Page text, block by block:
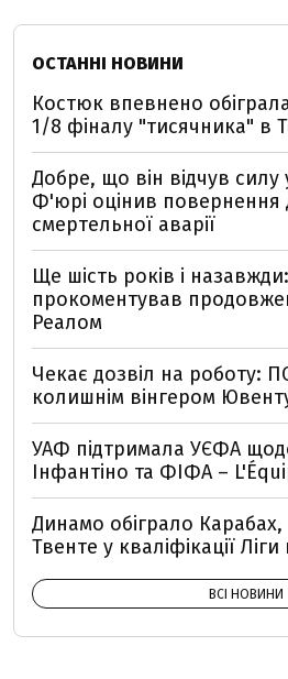
ОСТАННІ НОВИНИ
Костюк впевнено
1/8 фіналу "тисячника" в
Добре, що він відчув силу
Ф'юрі оцінив повернення
смертельної аварії
Ще шість років і назавжди:
прокоментував
Реалом
Чекає дозвіл на роботу:
колишнім вінгером
УАФ підтримала УЄФА
Інфантіно та ФІФА –
Динамо обіграло Карабах,
Твенте у кваліфікації
ВСІ НОВИНИ